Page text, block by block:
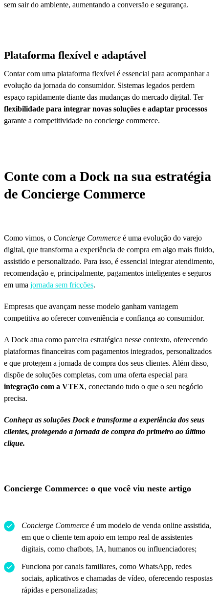
sem sair do ambiente, aumentando a conversão e segurança.
Plataforma flexível e adaptável
Contar com uma plataforma flexível é essencial para acompanhar a
evolução da jornada do consumidor. Sistemas legados perdem
espaço rapidamente diante das mudanças do mercado digital. Ter
flexibilidade para integrar novas soluções e adaptar processos
garante a competitividade no concierge commerce.
Conte com a Dock na sua estratégia
de Concierge Commerce
Como vimos, o Concierge Commerce é uma evolução do varejo
digital, que transforma a experiência de compra em algo mais fluido,
assistido e personalizado. Para isso, é essencial integrar atendimento,
recomendação e, principalmente, pagamentos inteligentes e seguros
em uma jornada sem fricções.
Empresas que avançam nesse modelo ganham vantagem
competitiva ao oferecer conveniência e confiança ao consumidor.
A Dock atua como parceira estratégica nesse contexto, oferecendo
plataformas financeiras com pagamentos integrados, personalizados
e que protegem a jornada de compra dos seus clientes. Além disso,
dispõe de soluções completas, com uma oferta especial para
integração com a VTEX, conectando tudo o que o seu negócio
precisa.
Conheça as soluções Dock e transforme a experiência dos seus
clientes, protegendo a jornada de compra do primeiro ao último
clique.
Concierge Commerce: o que você viu neste artigo
Concierge Commerce é um modelo de venda online assistida,
em que o cliente tem apoio em tempo real de assistentes
digitais, como chatbots, IA, humanos ou influenciadores;
Funciona por canais familiares, como WhatsApp, redes
sociais, aplicativos e chamadas de vídeo, oferecendo respostas
rápidas e personalizadas;